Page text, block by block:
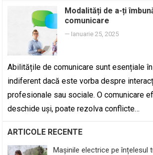
Modalități de a-ți
comunicare
— Ianuarie 25, 2025
Abilitățile de comunicare sunt esențiale
indiferent dacă este vorba despre
profesionale sau sociale. O comunicare
deschide uși, poate rezolva conflicte…
ARTICOLE RECENTE
Mașinile electrice pe înțelesul